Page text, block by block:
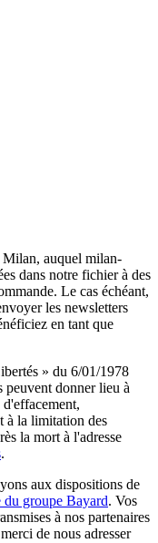
Milan, auquel milan-
dans notre fichier à des
Le cas échéant,
les newsletters
en tant que
» du 6/01/1978
donner lieu à
à la limitation des
la mort à l'adresse
.
aux dispositions de
groupe Bayard. Vos
à nos partenaires
de nous adresser